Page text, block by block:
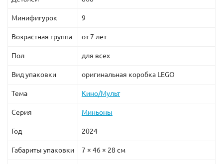
Минифигурок 9
Возрастная группа от 7 лет
Пол для всех
Вид упаковки оригинальная коробка LEGO
Тема Кино/Мульт
Серия Миньоны
Год 2024
Габариты упаковки 7 × 46 × 28 см